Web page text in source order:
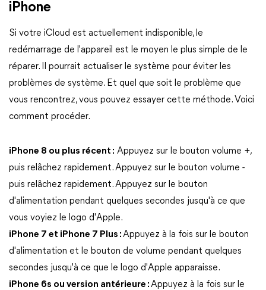
iPhone
Si votre iCloud est actuellement indisponible, le
redémarrage de l'appareil est le moyen le plus simple de le
réparer. Il pourrait actualiser le système pour éviter les
problèmes de système. Et quel que soit le problème que
vous rencontrez, vous pouvez essayer cette méthode. Voici
comment procéder.
iPhone 8 ou plus récent : Appuyez sur le bouton volume +,
puis relâchez rapidement. Appuyez sur le bouton volume -
puis relâchez rapidement. Appuyez sur le bouton
d'alimentation pendant quelques secondes jusqu'à ce que
vous voyiez le logo d'Apple.
iPhone 7 et iPhone 7 Plus :Appuyez à la fois sur le bouton
d'alimentation et le bouton de volume pendant quelques
secondes jusqu'à ce que le logo d'Apple apparaisse.
iPhone 6s ou version antérieure :Appuyez à la fois sur le